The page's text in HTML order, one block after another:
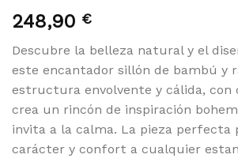
248,90 €
Descubre la belleza natural y el
este encantador sillón de bambú y
estructura envolvente y cálida, con
crea un rincón de inspiración
invita a la calma. La pieza perfecta
carácter y confort a cualquier